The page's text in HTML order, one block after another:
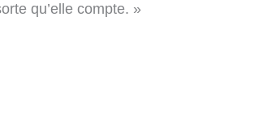
qu’elle compte. »